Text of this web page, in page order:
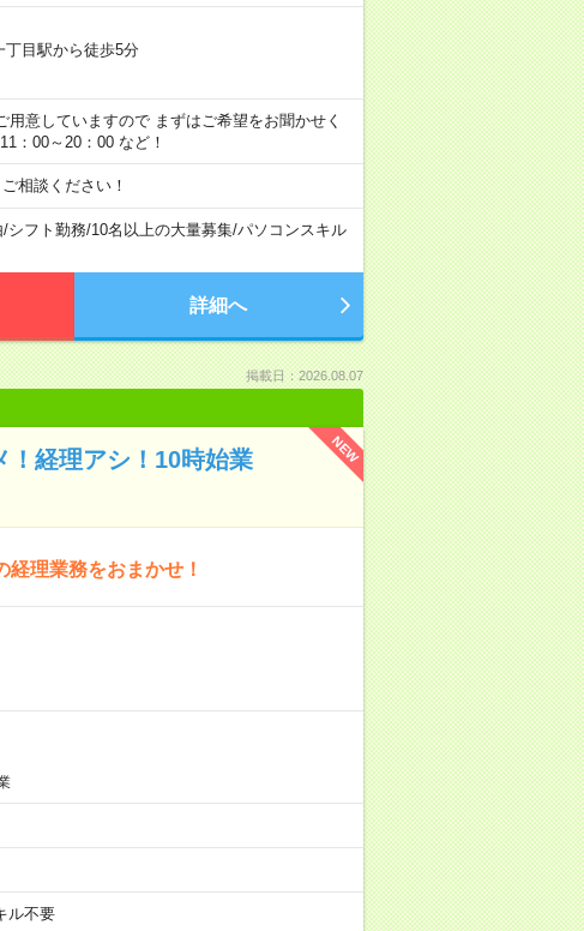
丁目駅から徒歩5分
意していますので まずはご希望をお聞かせく
：00～20：00 など！
相談ください！
/シフト勤務/10名以上の大量募集/パソコンスキル
詳細へ
掲載日：2026.08.07
NEW
！経理アシ！10時始業
理業務をおまかせ！
ル不要